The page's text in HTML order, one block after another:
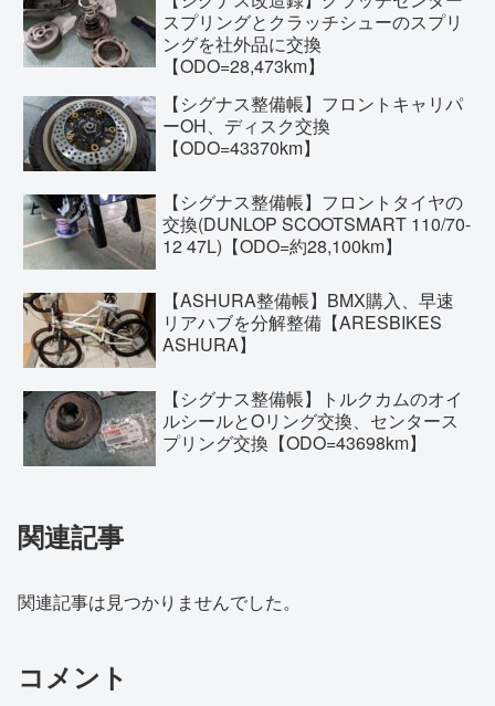
スプリングとクラッチシューのスプリ
ングを社外品に交換
【ODO=28,473km】
【シグナス整備帳】フロントキャリパ
ーOH、ディスク交換
【ODO=43370km】
【シグナス整備帳】フロントタイヤの
交換(DUNLOP SCOOTSMART 110/70-
12 47L)【ODO=約28,100km】
【ASHURA整備帳】BMX購入、早速
リアハブを分解整備【ARESBIKES
ASHURA】
【シグナス整備帳】トルクカムのオイ
ルシールとOリング交換、センタース
プリング交換【ODO=43698km】
関連記事
関連記事は見つかりませんでした。
コメント